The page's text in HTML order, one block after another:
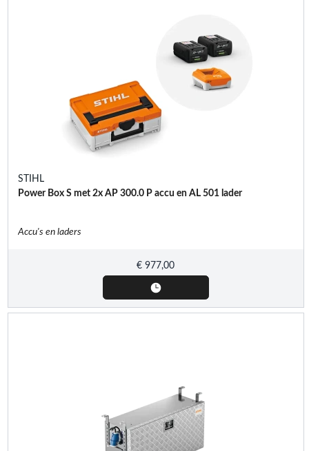
STIHL
Power Box S met 2x AP 300.0 P accu en AL 501 lader
Accu's en laders
€ 977,00